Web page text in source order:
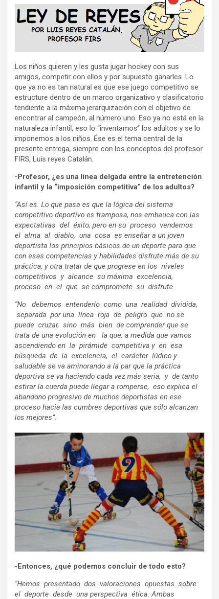
o
o
ar
tir
Los niños quieren y les gusta jugar hockey con sus
amigos, competir con ellos y por supuesto ganarles. Lo
que ya no es tan natural es que ese juego competitivo se
estructure dentro de un marco organizativo y clasificatorio
tendiente a la máxima jerarquización con el objetivo de
encontrar al campeón, al número uno. Eso ya no está en la
naturaleza infantil, eso lo “inventamos” los adultos y se lo
imponemos a los niños. Ése es el tema central de la
presente entrega, siempre con los conceptos del profesor
FIRS, Luis reyes Catalán.
-Profesor, ¿es una línea delgada entre la entretención
infantil y la “imposición competitiva” de los adultos?
“Así es. Lo que pasa es que la lógica del sistema
competitivo deportivo es tramposa, nos embauca con las
expectativas del éxito, pero en su proceso vendemos
el alma al diablo, una cosa es enseñar a un joven
deportista los principios básicos de un deporte para que
con esas competencias y habilidades disfrute más de su
práctica, y otra tratar de que progrese en los niveles
competitivos y alcance su máxima excelencia,
proceso en el que se compromete su disfrute.
“No debemos entenderlo como una realidad dividida,
separada por una línea roja de peligro que no se
puede cruzar, sino más bien de comprender que se
trata de una evolución en la que, a medida que vamos
ascendiendo en la pirámide competitiva y en esa
búsqueda de la excelencia, el carácter lúdico y
saludable se va aminorando a la par que la práctica
deportiva se va haciendo cada vez más seria, y de tanto
estirar la cuerda puede llegar a romperse, eso explica el
abandono progresivo de muchos deportistas en ese
proceso hacia las cumbres deportivas que sólo alcanzan
los mejores”.
-Entonces, ¿qué podemos concluir de todo esto?
“Hemos presentado dos valoraciones opuestas sobre
el deporte desde una perspectiva ética. Ambas